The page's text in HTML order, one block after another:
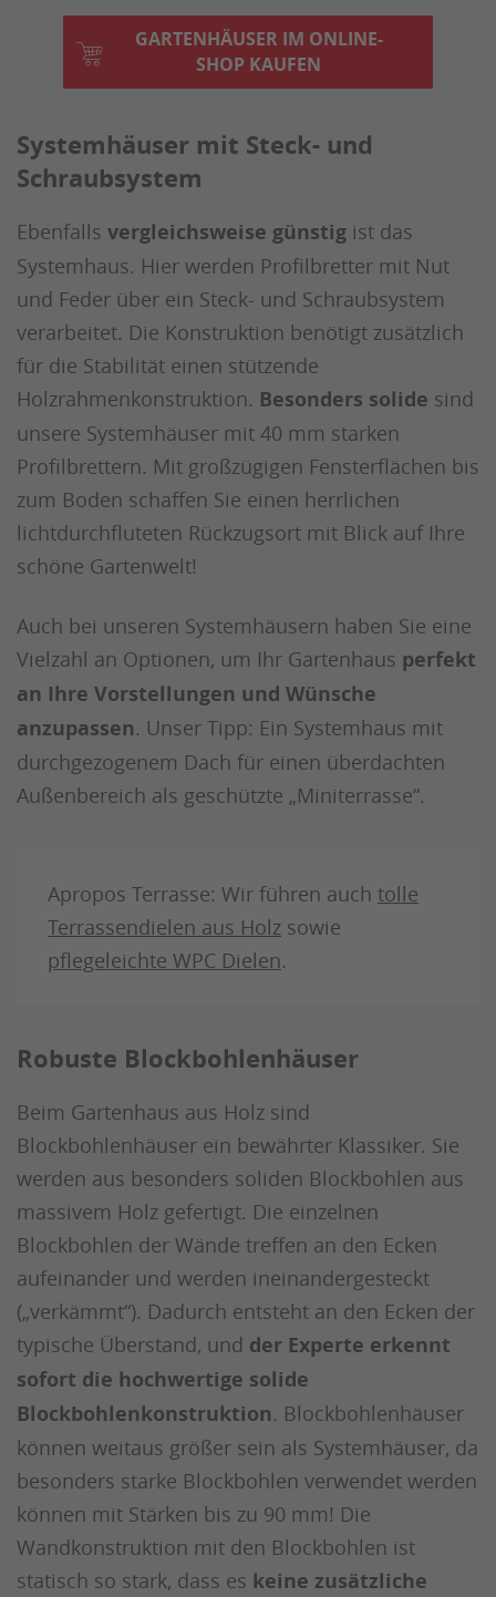
GARTENHÄUSER IM ONLINE-
SHOP KAUFEN
Systemhäuser mit Steck- und
Schraubsystem
Ebenfalls vergleichsweise günstig ist das
Systemhaus. Hier werden Profilbretter mit Nut
und Feder über ein Steck- und Schraubsystem
verarbeitet. Die Konstruktion benötigt zusätzlich
für die Stabilität einen stützende
Holzrahmenkonstruktion. Besonders solide sind
unsere Systemhäuser mit 40 mm starken
Profilbrettern. Mit großzügigen Fensterflächen bis
zum Boden schaffen Sie einen herrlichen
lichtdurchfluteten Rückzugsort mit Blick auf Ihre
schöne Gartenwelt!
Auch bei unseren Systemhäusern haben Sie eine
Vielzahl an Optionen, um Ihr Gartenhaus perfekt
an Ihre Vorstellungen und Wünsche
anzupassen. Unser Tipp: Ein Systemhaus mit
durchgezogenem Dach für einen überdachten
Außenbereich als geschützte „Miniterrasse“.
Apropos Terrasse: Wir führen auch tolle
Terrassendielen aus Holz sowie
pflegeleichte WPC Dielen.
Robuste Blockbohlenhäuser
Beim Gartenhaus aus Holz sind
Blockbohlenhäuser ein bewährter Klassiker. Sie
werden aus besonders soliden Blockbohlen aus
massivem Holz gefertigt. Die einzelnen
Blockbohlen der Wände treffen an den Ecken
aufeinander und werden ineinandergesteckt
(„verkämmt“). Dadurch entsteht an den Ecken der
typische Überstand, und der Experte erkennt
sofort die hochwertige solide
Blockbohlenkonstruktion. Blockbohlenhäuser
können weitaus größer sein als Systemhäuser, da
besonders starke Blockbohlen verwendet werden
können mit Stärken bis zu 90 mm! Die
Wandkonstruktion mit den Blockbohlen ist
statisch so stark, dass es keine zusätzliche